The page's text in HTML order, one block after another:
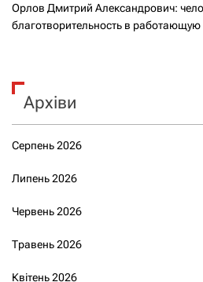
Орлов Дмитрий Александрович:
благотворительность в работающую
Архіви
Серпень 2026
Липень 2026
Червень 2026
Травень 2026
Квітень 2026